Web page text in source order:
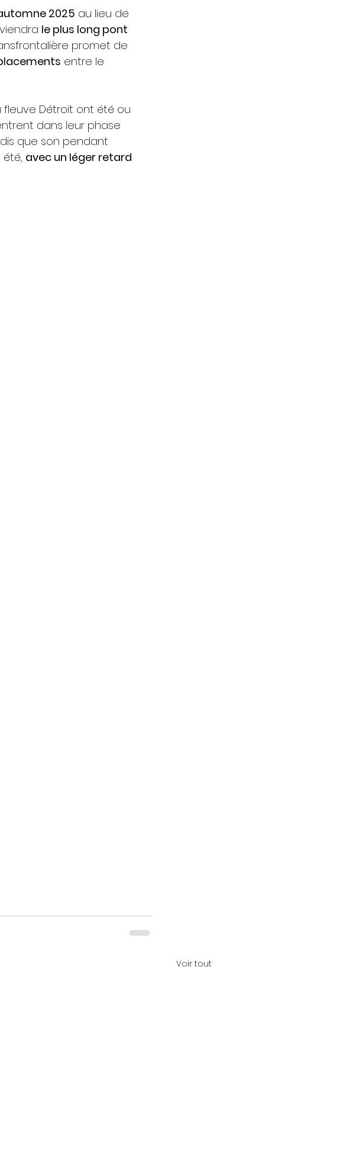
2025 au lieu de
le plus long pont
promet de
entre le
fleuve Détroit ont été ou
dans leur phase
que son pendant
avec un léger retard
Voir tout